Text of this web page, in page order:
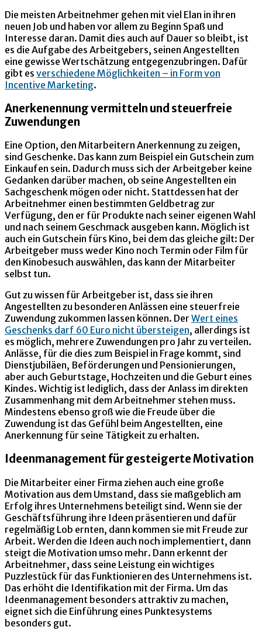
Die meisten Arbeitnehmer gehen mit viel Elan in ihren
neuen Job und haben vor allem zu Beginn Spaß und
Interesse daran. Damit dies auch auf Dauer so bleibt, ist
es die Aufgabe des Arbeitgebers, seinen Angestellten
eine gewisse Wertschätzung entgegenzubringen. Dafür
gibt es verschiedene Möglichkeiten – in Form von
Incentive Marketing.
Anerkenennung vermitteln und steuerfreie
Zuwendungen
Eine Option, den Mitarbeitern Anerkennung zu zeigen,
sind Geschenke. Das kann zum Beispiel ein Gutschein zum
Einkaufen sein. Dadurch muss sich der Arbeitgeber keine
Gedanken darüber machen, ob seine Angestellten ein
Sachgeschenk mögen oder nicht. Stattdessen hat der
Arbeitnehmer einen bestimmten Geldbetrag zur
Verfügung, den er für Produkte nach seiner eigenen Wahl
und nach seinem Geschmack ausgeben kann. Möglich ist
auch ein Gutschein fürs Kino, bei dem das gleiche gilt: Der
Arbeitgeber muss weder Kino noch Termin oder Film für
den Kinobesuch auswählen, das kann der Mitarbeiter
selbst tun.
Gut zu wissen für Arbeitgeber ist, dass sie ihren
Angestellten zu besonderen Anlässen eine steuerfreie
Zuwendung zukommen lassen können. Der Wert eines
Geschenks darf 60 Euro nicht übersteigen, allerdings ist
es möglich, mehrere Zuwendungen pro Jahr zu verteilen.
Anlässe, für die dies zum Beispiel in Frage kommt, sind
Dienstjubiläen, Beförderungen und Pensionierungen,
aber auch Geburtstage, Hochzeiten und die Geburt eines
Kindes. Wichtig ist lediglich, dass der Anlass im direkten
Zusammenhang mit dem Arbeitnehmer stehen muss.
Mindestens ebenso groß wie die Freude über die
Zuwendung ist das Gefühl beim Angestellten, eine
Anerkennung für seine Tätigkeit zu erhalten.
Ideenmanagement für gesteigerte Motivation
Die Mitarbeiter einer Firma ziehen auch eine große
Motivation aus dem Umstand, dass sie maßgeblich am
Erfolg ihres Unternehmens beteiligt sind. Wenn sie der
Geschäftsführung ihre Ideen präsentieren und dafür
regelmäßig Lob ernten, dann kommen sie mit Freude zur
Arbeit. Werden die Ideen auch noch implementiert, dann
steigt die Motivation umso mehr. Dann erkennt der
Arbeitnehmer, dass seine Leistung ein wichtiges
Puzzlestück für das Funktionieren des Unternehmens ist.
Das erhöht die Identifikation mit der Firma. Um das
Ideenmanagement besonders attraktiv zu machen,
eignet sich die Einführung eines Punktesystems
besonders gut.